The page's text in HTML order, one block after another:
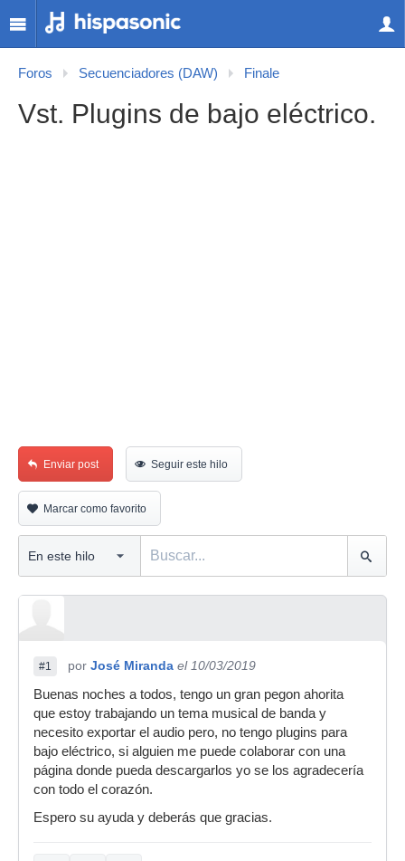
Foros Secuenciadores (DAW) Finale
Vst. Plugins de bajo eléctrico.
Enviar post Seguir este hilo
Marcar como favorito
#1 por José Miranda el 10/03/2019
Buenas noches a todos, tengo un gran pegon ahorita
que estoy trabajando un tema musical de banda y
necesito exportar el audio pero, no tengo plugins para
bajo eléctrico, si alguien me puede colaborar con una
página donde pueda descargarlos yo se los agradecería
con todo el corazón.
Espero su ayuda y deberás que gracias.